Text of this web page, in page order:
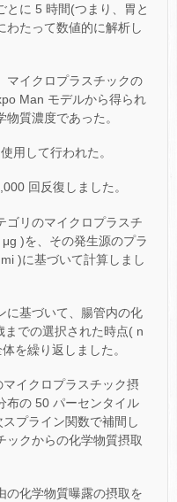
とに 5 時間(つまり、胃と
わたって数値的に解析し
マイクロプラスチックの
Man モデルから得られ
質濃度であった。
用して行われた。
回反復しました。
ゴリのマイクロプラスチ
)を、その発生源のプラ
)に基づいて計算しまし
に基づいて、腸管内の化
での選択された時点( n
を繰り返しました。
イクロプラスチック摂
布の 50 パーセンタイル
プライン関数で補間し
ックからの化学物質摂取
の化学物質曝露の摂取を